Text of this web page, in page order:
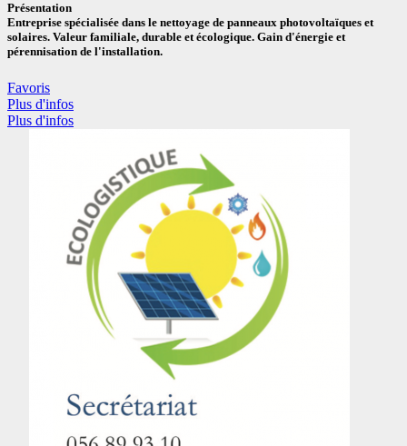
Présentation
Entreprise spécialisée dans le nettoyage de panneaux photovoltaïques et
solaires. Valeur familiale, durable et écologique. Gain d'énergie et
pérennisation de l'installation.
Favoris
Plus d'infos
Plus d'infos